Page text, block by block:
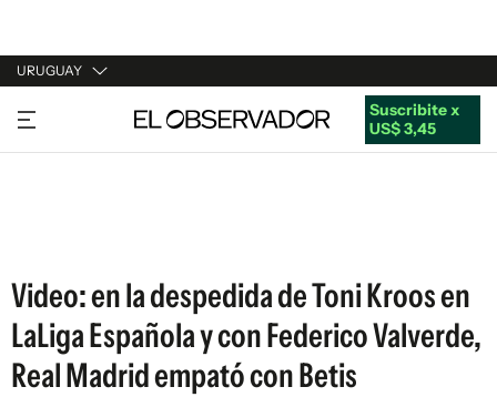
URUGUAY
URUGUAY
ARGENTINA
Suscribite x
US$ 3,45
Video: en la despedida de Toni Kroos en
LaLiga Española y con Federico Valverde,
Real Madrid empató con Betis